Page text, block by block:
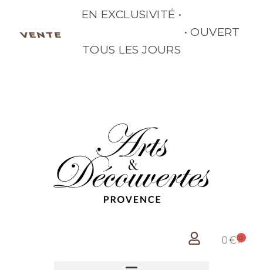
EN EXCLUSIVITÉ •
VENTE
• OUVERT
TOUS LES JOURS
0€ 0